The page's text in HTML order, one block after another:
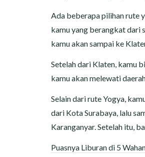
Ada beberapa pilihan rute
kamu yang berangkat dari
kamu akan sampai ke
Setelah dari Klaten, kamu
kamu akan melewati
Selain dari rute Yogya,
dari Kota Surabaya, lalu
Karanganyar. Setelah itu,
Puasnya Liburan di 5